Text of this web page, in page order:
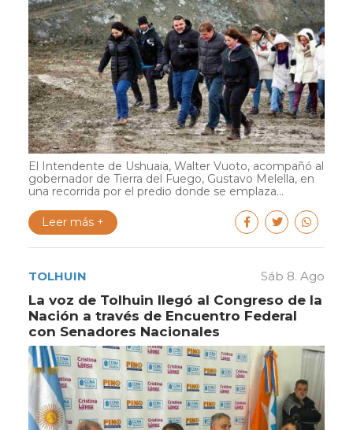
El Intendente de Ushuaia, Walter Vuoto, acompañó al
gobernador de Tierra del Fuego, Gustavo Melella, en
una recorrida por el predio donde se emplaza...
Leer más +
TOLHUIN Sáb 8. Ago
La voz de Tolhuin llegó al Congreso de la
Nación a través de Encuentro Federal
con Senadores Nacionales